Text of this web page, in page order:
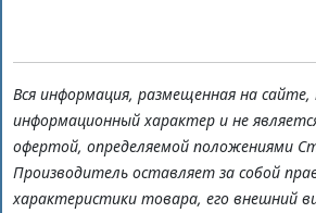
Вся информация, размещенная на
информационный характер и не
офертой, определяемой положениями
Производитель оставляет за собой
характеристики товара, его внешний